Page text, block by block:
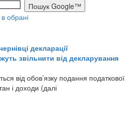
обрані
декларації
звільнити від декларування
від обов’язку подання податкової
і доходи (далі